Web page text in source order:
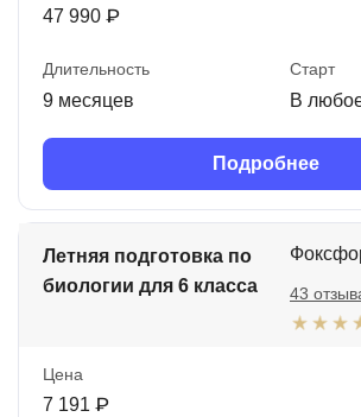
47 990 ₽
Длительность
9 месяцев
Старт
В
Подробнее
Летняя подготовка по
биологии для 6 класса
43
Цена
7 191 ₽